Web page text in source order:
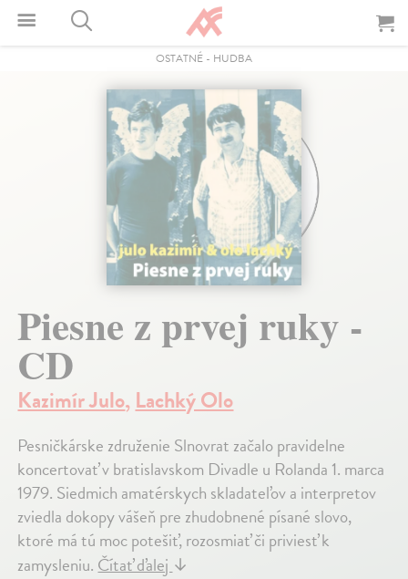
OSTATNÉ - HUDBA
Piesne z prvej ruky -
CD
Kazimír Julo,Lachký Olo
Pesničkárske združenie Slnovrat začalo pravidelne
koncertovať v bratislavskom Divadle u Rolanda 1. marca
1979. Siedmich amatérskych skladateľov a interpretov
zviedla dokopy vášeň pre zhudobnené písané slovo,
ktoré má tú moc potešiť, rozosmiať či priviesť k
zamysleniu. Čítať ďalej ↓